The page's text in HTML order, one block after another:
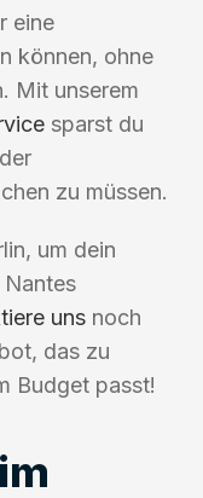
eine
können, ohne
Mit unserem
sparst du
zu müssen.
um dein
uns noch
das zu
Budget passt!